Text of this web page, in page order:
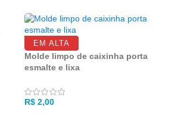
EM ALTA
Molde limpo de caixinha porta
esmalte e lixa
R$ 2,00